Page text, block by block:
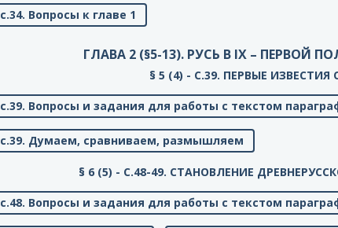
с.34. Вопросы к главе 1
ГЛАВА 2 (§5-13). РУСЬ В IX – ПЕРВОЙ
§ 5 (4) - C.39. ПЕРВЫЕ ИЗВЕСТИЯ
с.39. Вопросы и задания для работы с текстом
с.39. Думаем, сравниваем, размышляем
§ 6 (5) - C.48-49. СТАНОВЛЕНИЕ
с.48. Вопросы и задания для работы с текстом